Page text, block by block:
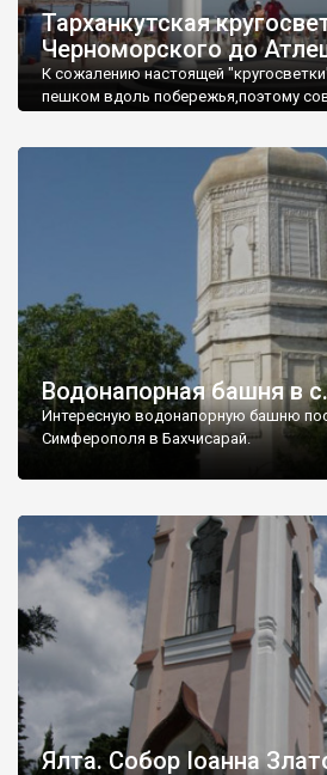
Тарханкутская
Черноморского до
К сожалению настоящей
пешком вдоль побережья,поэтому
Водонапорная башня в
Интересную водонапорную башню
Симферополя в Бахчисарай.
Ялта. Собор Іоанна